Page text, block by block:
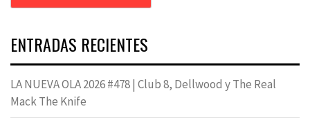
ENTRADAS RECIENTES
LA NUEVA OLA 2026 #478 | Club 8, Dellwood y The Real
Mack The Knife